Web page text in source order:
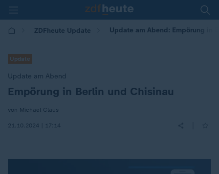
ZDFheute Update Update am Abend: Empörung in
Update
Update am Abend
:Empörung in Berlin und Chisinau
von Michael Claus
21.10.2024 | 17:14